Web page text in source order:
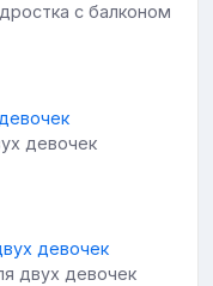
с балконом
девочек
двух девочек